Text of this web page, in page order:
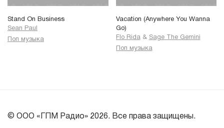
Stand On Business
Sean Paul
Поп музыка
Vacation (Anywhere You Wanna
Go)
Flo Rida & Sage The Gemini
Поп музыка
© ООО «ГПМ Радио» 2026. Все права защищены.